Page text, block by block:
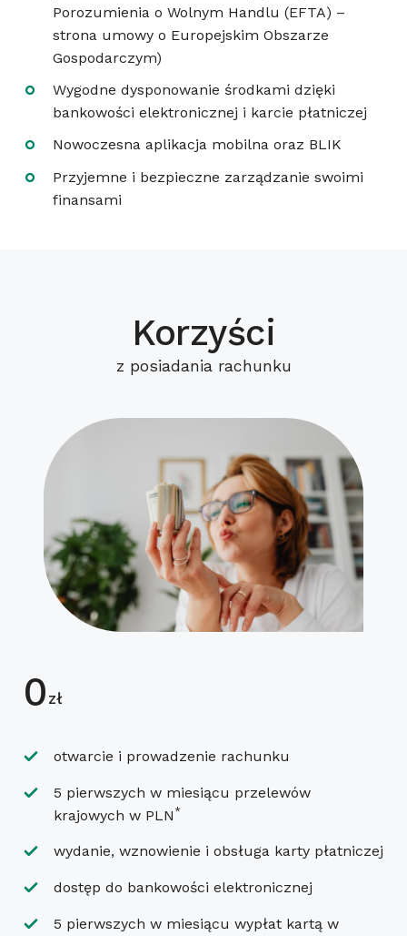
Porozumienia o Wolnym Handlu (EFTA) –
strona umowy o Europejskim Obszarze
Gospodarczym)
Wygodne dysponowanie środkami dzięki
bankowości elektronicznej i karcie płatniczej
Nowoczesna aplikacja mobilna oraz BLIK
Przyjemne i bezpieczne zarządzanie swoimi
finansami
Korzyści
z posiadania rachunku
0 zł
otwarcie i prowadzenie rachunku
5 pierwszych w miesiącu przelewów
krajowych w PLN*
wydanie, wznowienie i obsługa karty płatniczej
dostęp do bankowości elektronicznej
5 pierwszych w miesiącu wypłat kartą w